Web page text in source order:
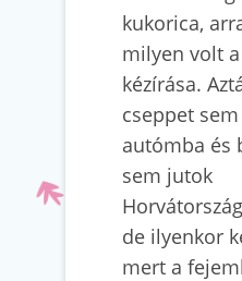
kukorica,
milyen volt a
kézírása.
cseppet
autómba és
sem jutok
de ilyenkor
mert a